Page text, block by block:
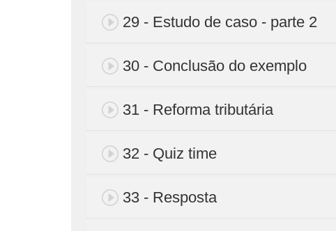
29 - Estudo de caso - parte 2
30 - Conclusão do exemplo
31 - Reforma tributária
32 - Quiz time
33 - Resposta